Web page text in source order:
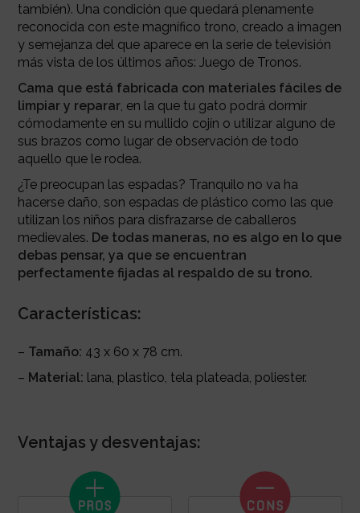
también). Una condición que quedará plenamente
reconocida con este magnífico trono, creado a imagen
y semejanza del que aparece en la serie de televisión
más vista de los últimos años: Juego de Tronos.
Cama que está fabricada con materiales fáciles de
limpiar y reparar, en la que tu gato podrá dormir
cómodamente en su mullido cojín o utilizar alguno de
sus brazos como lugar de observación de todo
aquello que le rodea.
¿Te preocupan las espadas? Tranquilo no va ha
hacerse daño, son espadas de plástico como las que
utilizan los niños para disfrazarse de caballeros
medievales. De todas maneras, no es algo en lo que
debas pensar, ya que se encuentran
perfectamente fijadas al respaldo de su trono.
Características:
– Tamaño: 43 x 60 x 78 cm.
– Material: lana, plastico, tela plateada, poliester.
Ventajas y desventajas: